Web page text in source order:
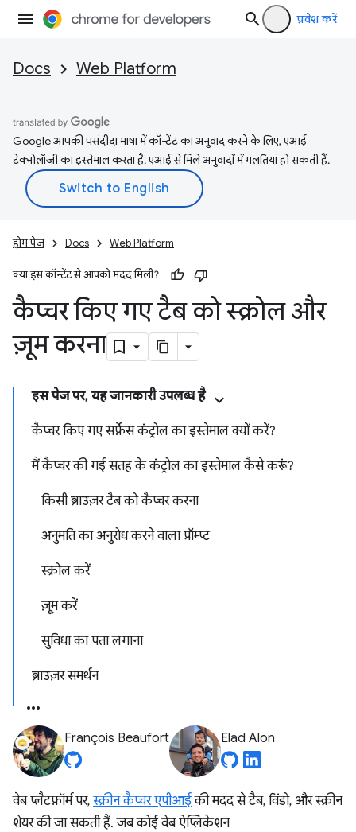
प्रवेश करें
Docs Web Platform
Google आपकी पसंदीदा भाषा में कॉन्टेंट का अनुवाद करने के लिए, एआई
टेक्नोलॉजी का इस्तेमाल करता है. एआई से मिले अनुवादों में गलतियां हो सकती हैं.
होम पेज Docs Web Platform
क्या इस कॉन्टेंट से आपको मदद मिली?
कैप्चर किए गए टैब को स्क्रोल और
ज़ूम करना
इस पेज पर, यह जानकारी उपलब्ध है
कैप्चर किए गए सर्फ़ेस कंट्रोल का इस्तेमाल क्यों करें?
मैं कैप्चर की गई सतह के कंट्रोल का इस्तेमाल कैसे करूं?
किसी ब्राउज़र टैब को कैप्चर करना
अनुमति का अनुरोध करने वाला प्रॉम्प्ट
स्क्रोल करें
ज़ूम करें
सुविधा का पता लगाना
ब्राउज़र समर्थन
François Beaufort Elad Alon
वेब प्लैटफ़ॉर्म पर, स्क्रीन कैप्चर एपीआईकी मदद से टैब, विंडो, और स्क्रीन
शेयर की जा सकती हैं. जब कोई वेब ऐप्लिकेशन